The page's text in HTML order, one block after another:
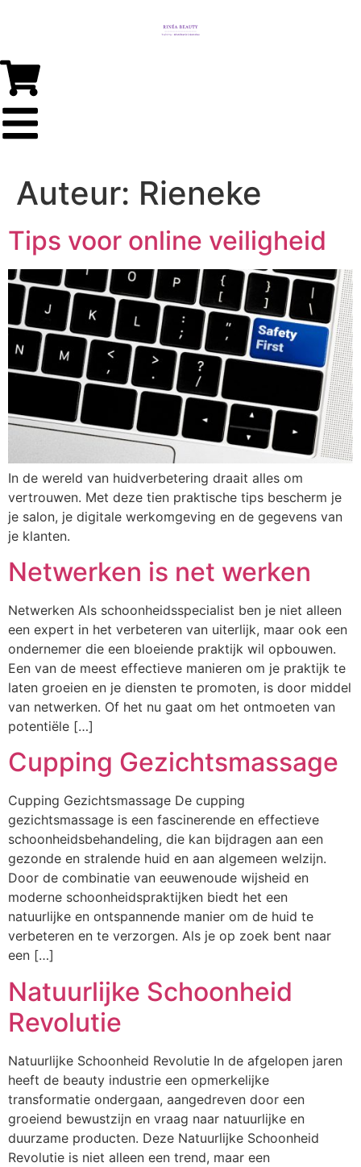
Auteur: Rieneke
Tips voor online veiligheid
In de wereld van huidverbetering draait alles om
vertrouwen. Met deze tien praktische tips bescherm je
je salon, je digitale werkomgeving en de gegevens van
je klanten.
Netwerken is net werken
Netwerken Als schoonheidsspecialist ben je niet alleen
een expert in het verbeteren van uiterlijk, maar ook een
ondernemer die een bloeiende praktijk wil opbouwen.
Een van de meest effectieve manieren om je praktijk te
laten groeien en je diensten te promoten, is door middel
van netwerken. Of het nu gaat om het ontmoeten van
potentiële […]
Cupping Gezichtsmassage
Cupping Gezichtsmassage De cupping
gezichtsmassage is een fascinerende en effectieve
schoonheidsbehandeling, die kan bijdragen aan een
gezonde en stralende huid en aan algemeen welzijn.
Door de combinatie van eeuwenoude wijsheid en
moderne schoonheidspraktijken biedt het een
natuurlijke en ontspannende manier om de huid te
verbeteren en te verzorgen. Als je op zoek bent naar
een […]
Natuurlijke Schoonheid
Revolutie
Natuurlijke Schoonheid Revolutie In de afgelopen jaren
heeft de beauty industrie een opmerkelijke
transformatie ondergaan, aangedreven door een
groeiend bewustzijn en vraag naar natuurlijke en
duurzame producten. Deze Natuurlijke Schoonheid
Revolutie is niet alleen een trend, maar een